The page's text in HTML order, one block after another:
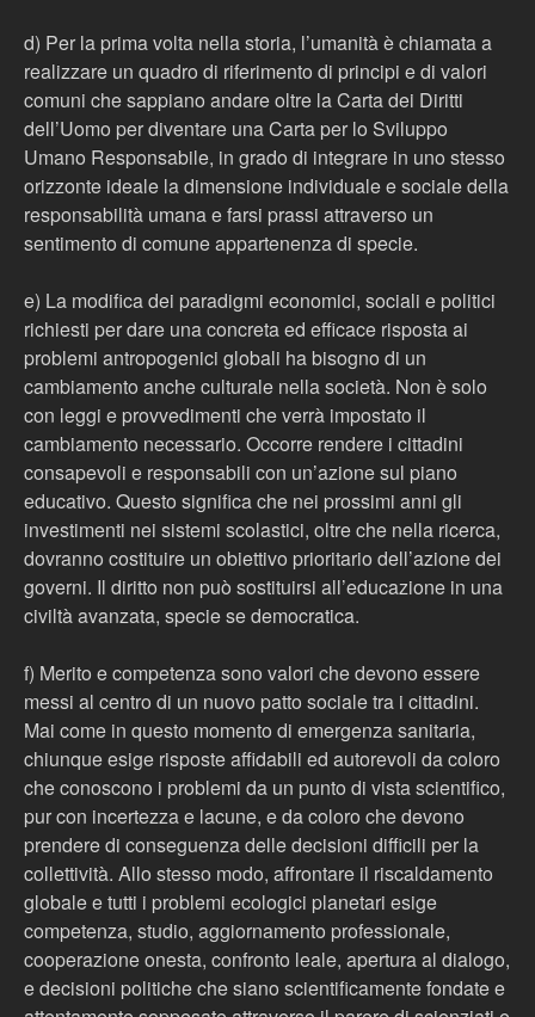
d) Per la prima volta nella storia, l’umanità è chiamata a
realizzare un quadro di riferimento di principi e di valori
comuni che sappiano andare oltre la Carta dei Diritti
dell’Uomo per diventare una Carta per lo Sviluppo
Umano Responsabile, in grado di integrare in uno stesso
orizzonte ideale la dimensione individuale e sociale della
responsabilità umana e farsi prassi attraverso un
sentimento di comune appartenenza di specie.
e) La modifica dei paradigmi economici, sociali e politici
richiesti per dare una concreta ed efficace risposta ai
problemi antropogenici globali ha bisogno di un
cambiamento anche culturale nella società. Non è solo
con leggi e provvedimenti che verrà impostato il
cambiamento necessario. Occorre rendere i cittadini
consapevoli e responsabili con un’azione sul piano
educativo. Questo significa che nei prossimi anni gli
investimenti nei sistemi scolastici, oltre che nella ricerca,
dovranno costituire un obiettivo prioritario dell’azione dei
governi. Il diritto non può sostituirsi all’educazione in una
civiltà avanzata, specie se democratica.
f) Merito e competenza sono valori che devono essere
messi al centro di un nuovo patto sociale tra i cittadini.
Mai come in questo momento di emergenza sanitaria,
chiunque esige risposte affidabili ed autorevoli da coloro
che conoscono i problemi da un punto di vista scientifico,
pur con incertezza e lacune, e da coloro che devono
prendere di conseguenza delle decisioni difficili per la
collettività. Allo stesso modo, affrontare il riscaldamento
globale e tutti i problemi ecologici planetari esige
competenza, studio, aggiornamento professionale,
cooperazione onesta, confronto leale, apertura al dialogo,
e decisioni politiche che siano scientificamente fondate e